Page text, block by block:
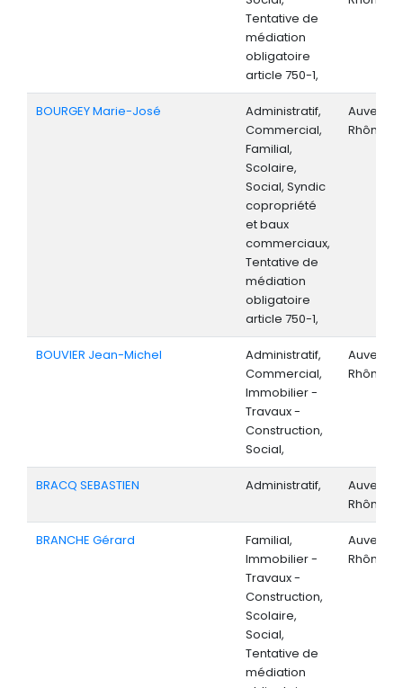
Tentative de
médiation
obligatoire
article 750-1,
BOURGEY Marie-José
Administratif,
Commercial,
Familial,
Scolaire,
Social, Syndic
copropriété
et baux
commerciaux,
Tentative de
médiation
obligatoire
article 750-1,
Rhône-
BOUVIER Jean-Michel
Administratif,
Commercial,
Immobilier -
Travaux -
Construction,
Social,
Rhône-
BRACQ SEBASTIEN Administratif,
Rhône-
BRANCHE Gérard
Familial,
Immobilier -
Travaux -
Construction,
Scolaire,
Social,
Tentative de
médiation
Rhône-